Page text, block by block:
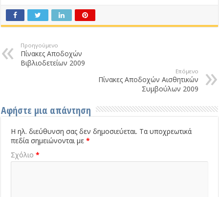
Προηγούμενο
Πίνακες Αποδοχών
Βιβλιοδετείων 2009
Επόμενο
Πίνακες Αποδοχών Αισθητικών
Συμβούλων 2009
Αφήστε μια απάντηση
Η ηλ. διεύθυνση σας δεν δημοσιεύεται. Τα υποχρεωτικά
πεδία σημειώνονται με*
Σχόλιο*